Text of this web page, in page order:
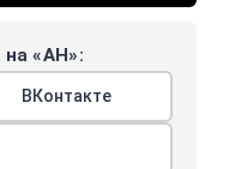
«АН»:
ВКонтакте